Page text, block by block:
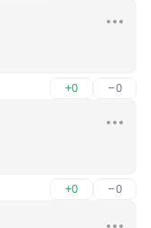
+0 –0
+0 –0